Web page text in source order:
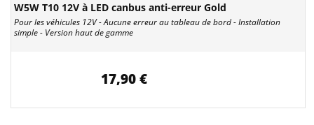
W5W T10 12V à LED canbus anti-erreur Gold
Pour les véhicules 12V - Aucune erreur au tableau de bord - Installation
simple - Version haut de gamme
17,90 €